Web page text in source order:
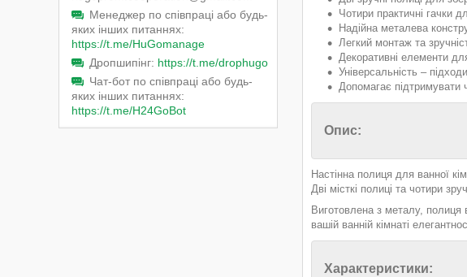
Чотири практичні гачки
Надійна металева
Легкий монтаж та
Декоративні елементи
Універсальність –
Допомагає підтримувати
Опис:
Настінна полиця для ванної
Дві місткі полиці та чотири
Виготовлена з металу, полиця
вашій ванній кімнаті
Характеристики:
Менеджер по співпраці або будь-
яких інших питаннях
https://t.me/HuGomanage
Дропшипінг https://t.me/drophugo
Чат-бот по співпраці або будь-
яких інших питаннях
https://t.me/H24GoBot